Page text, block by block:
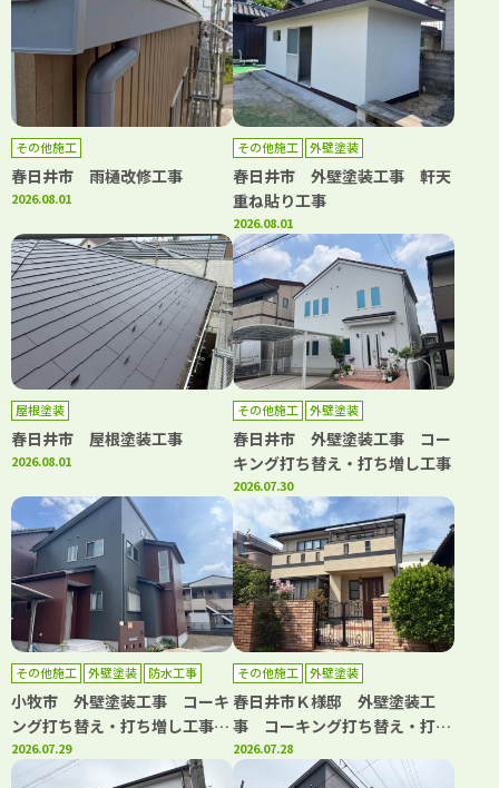
その他施工
春日井市 雨樋改修工事
2026.08.01
その他施工 外壁塗装
春日井市 外壁塗装工事 軒天
重ね貼り工事
2026.08.01
屋根塗装
春日井市 屋根塗装工事
2026.08.01
その他施工 外壁塗装
春日井市 外壁塗装工事 コー
キング打ち替え・打ち増し工事
2026.07.30
その他施工 外壁塗装 防水工事
小牧市 外壁塗装工事 コーキ
ング打ち替え・打ち増し工事
屋根カバー工事 防水工事
2026.07.29
その他施工 外壁塗装
春日井市Ｋ様邸 外壁塗装工
事 コーキング打ち替え・打ち
増し工事 バルコニートップコ
ート工事
2026.07.28